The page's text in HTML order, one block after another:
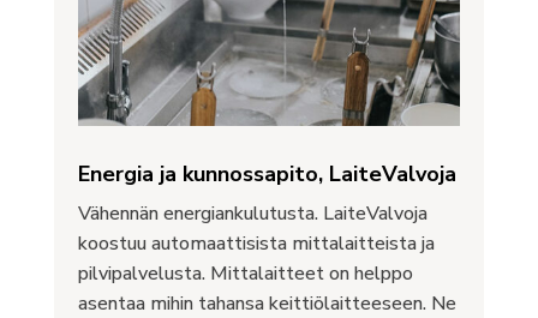
Energia ja kunnossapito, LaiteValvoja
Vähennän energiankulutusta. LaiteValvoja
koostuu automaattisista mittalaitteista ja
pilvipalvelusta. Mittalaitteet on helppo
asentaa mihin tahansa keittiölaitteeseen. Ne